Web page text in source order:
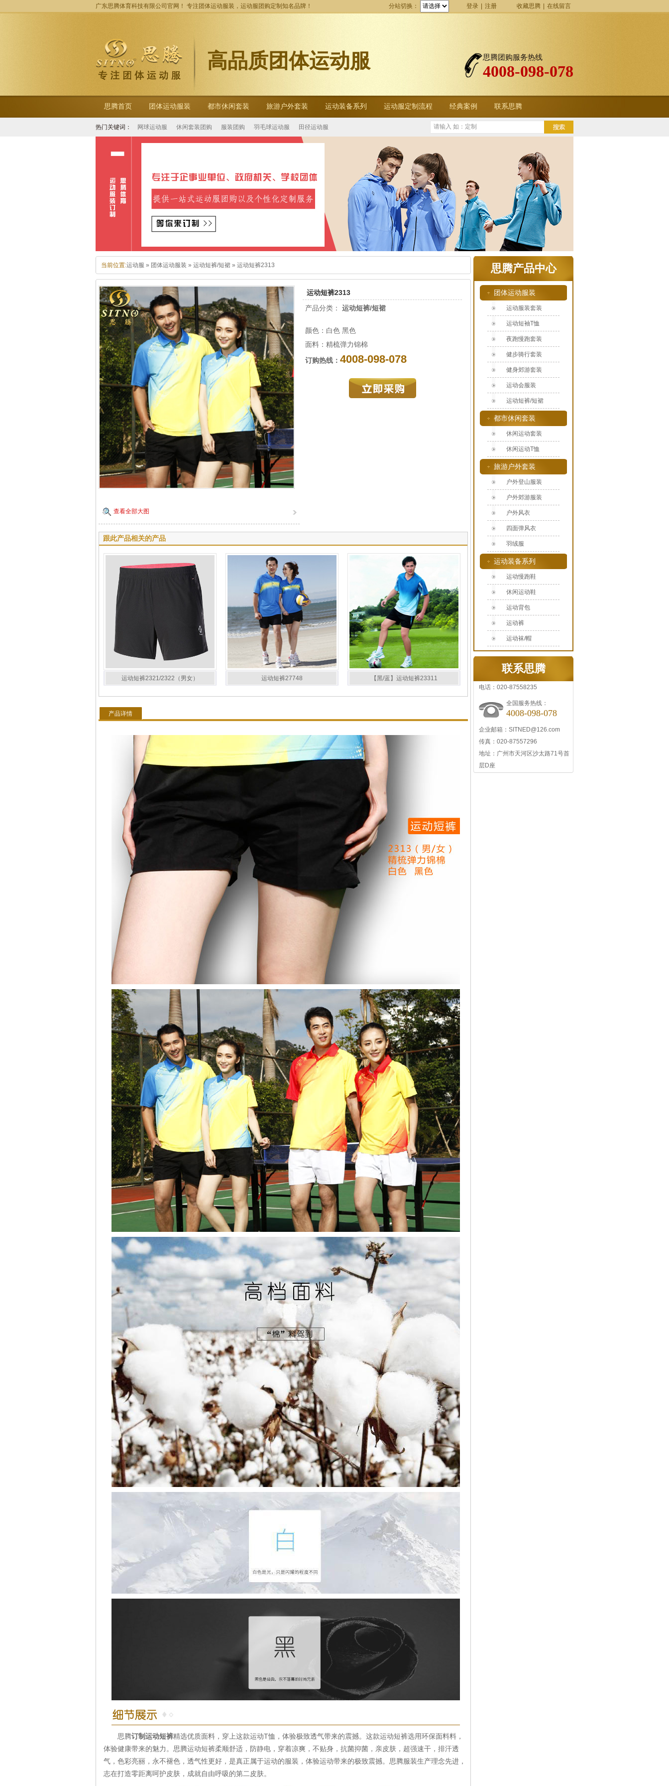
广东思腾体育科技有限公司官网！ 专注团体运动服装，运动服团购定制知名品牌！ 分站切换： 登录 注册 收藏思腾 在线留言
高品质团体运动服 思腾团购服务热线
4008-098-078
思腾首页 团体运动服装 都市休闲套装 旅游户外套装 运动装备系列 运动服定制流程 经典案例 联系思腾
热门关键词： 网球运动服 休闲套装团购 服装团购 羽毛球运动服 田径运动服
当前位置:运动服 » 团体运动服装 » 运动短裤/短裙 » 运动短裤2313
查看全部大图
运动短裤2313
产品分类： 运动短裤/短裙
颜色：白色 黑色
面料：精梳弹力锦棉
订购热线： 4008-098-078
跟此产品相关的产品
运动短裤2321/2322（男女） 运动短裤27748 【黑/蓝】运动短裤23311
产品详情
思腾订制运动短裤精选优质面料，穿上这款运动T恤，体验极致透气带来的震撼。这款运动短裤选用环保面料料，
体验健康带来的魅力。思腾运动短裤柔顺舒适，防静电，穿着凉爽，不贴身，抗菌抑菌，亲皮肤，超强速干，排汗透
气，色彩亮丽，永不褪色，透气性更好，是真正属于运动的服装，体验运动带来的极致震撼。思腾服装生产理念先进，
志在打造零距离呵护皮肤，成就自由呼吸的第二皮肤。
思腾产品中心
团体运动服装
运动服装套装
运动短袖T恤
夜跑慢跑套装
健步骑行套装
健身郊游套装
运动会服装
运动短裤/短裙
都市休闲套装
休闲运动套装
休闲运动T恤
旅游户外套装
户外登山服装
户外郊游服装
户外风衣
四面弹风衣
羽绒服
运动装备系列
运动慢跑鞋
休闲运动鞋
运动背包
运动裤
运动袜/帽
联系思腾
电话：020-87558235
全国服务热线：
4008-098-078
企业邮箱：SITNED@126.com
传真：020-87557296
地址：广州市天河区沙太路71号首
层D座